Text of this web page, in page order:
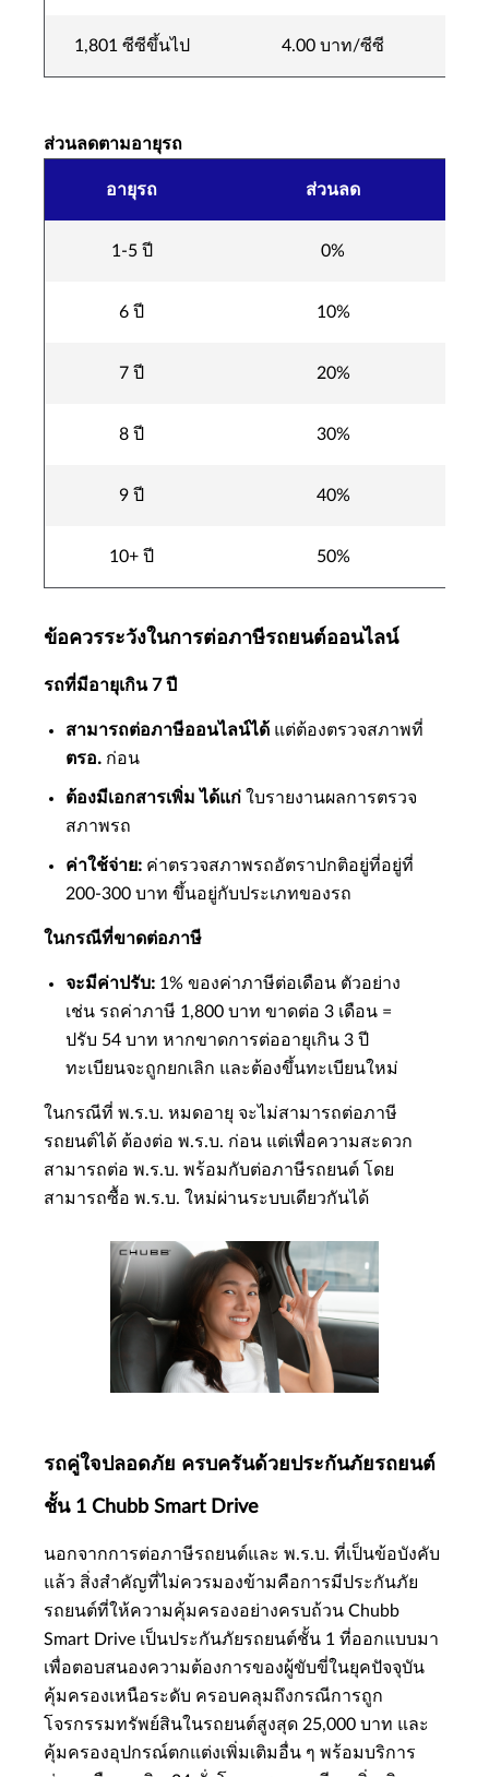
1,801 ซีซีขึ้นไป 4.00 บาท/ซีซี
ส่วนลดตามอายุรถ
อายุรถ ส่วนลด
1-5 ปี 0%
6 ปี 10%
7 ปี 20%
8 ปี 30%
9 ปี 40%
10+ ปี 50%
ข้อควรระวังในการต่อภาษีรถยนต์ออนไลน์
รถที่มีอายุเกิน 7 ปี
สามารถต่อภาษีออนไลน์ได้ แต่ต้องตรวจสภาพที่
ตรอ. ก่อน
ต้องมีเอกสารเพิ่ม ได้แก่ ใบรายงานผลการตรวจ
สภาพรถ
ค่าใช้จ่าย: ค่าตรวจสภาพรถอัตราปกติอยู่ที่อยู่ที่
200-300 บาท ขึ้นอยู่กับประเภทของรถ
ในกรณีที่ขาดต่อภาษี
จะมีค่าปรับ: 1% ของค่าภาษีต่อเดือน ตัวอย่าง
เช่น รถค่าภาษี 1,800 บาท ขาดต่อ 3 เดือน =
ปรับ 54 บาท หากขาดการต่ออายุเกิน 3 ปี
ทะเบียนจะถูกยกเลิก และต้องขึ้นทะเบียนใหม่
ในกรณีที่ พ.ร.บ. หมดอายุ จะไม่สามารถต่อภาษี
รถยนต์ได้ ต้องต่อ พ.ร.บ. ก่อน แต่เพื่อความสะดวก
สามารถต่อ พ.ร.บ. พร้อมกับต่อภาษีรถยนต์ โดย
สามารถซื้อ พ.ร.บ. ใหม่ผ่านระบบเดียวกันได้
รถคู่ใจปลอดภัย ครบครันด้วยประกันภัยรถยนต์
ชั้น 1 Chubb Smart Drive
นอกจากการต่อภาษีรถยนต์และ พ.ร.บ. ที่เป็นข้อบังคับ
แล้ว สิ่งสำคัญที่ไม่ควรมองข้ามคือการมีประกันภัย
รถยนต์ที่ให้ความคุ้มครองอย่างครบถ้วน Chubb
Smart Drive เป็นประกันภัยรถยนต์ชั้น 1 ที่ออกแบบมา
เพื่อตอบสนองความต้องการของผู้ขับขี่ในยุคปัจจุบัน
คุ้มครองเหนือระดับ ครอบคลุมถึงกรณีการถูก
โจรกรรมทรัพย์สินในรถยนต์สูงสุด 25,000 บาท และ
คุ้มครองอุปกรณ์ตกแต่งเพิ่มเติมอื่น ๆ พร้อมบริการ